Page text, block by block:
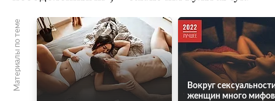
Материалы по теме
Вокруг
женщин много